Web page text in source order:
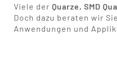
Viele der Quarze, SMD
Doch dazu beraten wir
Anwendungen und